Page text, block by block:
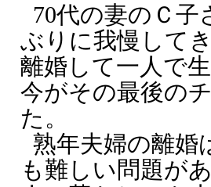
70代の妻のＣ
ぶりに我慢して
離婚して一人で
今がその最後の
た。
熟年夫婦の離婚
も難しい問題が